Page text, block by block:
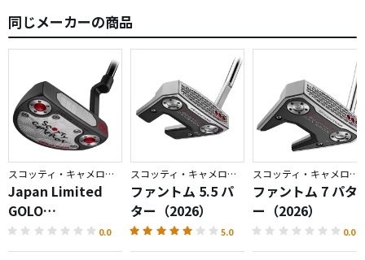
以前なら引っ掛けたと感じても直進性が高いのか結構堪え
てカップインします。2～3メートルくらいのパットが浅め
のライン読みで打てるのは助かります。
ただ10メートル超えのロングパットはやはり距離感合せ難
いです。ゼロトルクパターの宿命というか課題ですね。こ
の辺はデルマーやファントム5.2の方が楽に合います。
ただ自分はアプローチからのショートパットでスコアを纏
めるタイプなので本作の方が良い様です。
キャメロンのパターなので仕上げも綺麗ですし所有感は高
いのですが、まぁお高い商品です。
20年前は5万円のデルマーを鼻血でる思いで買いましたが、
現状は2倍近いお値段なのがキツイですね。
同じメーカーの商品
スコッティ・キャメロン／GOLO
Japan Limited
GOLO
6.2R（2026）パタ
ー
0.0
スコッティ・キャメロン／PHANTOM
ファントム 5.5 パ
ター（2026）
5.0
スコッティ・キャメロン／PHANTOM
ファントム 7 パタ
ー（2026）
0.0